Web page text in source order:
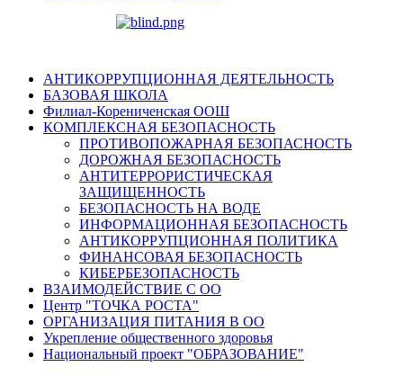
АНТИКОРРУПЦИОННАЯ ДЕЯТЕЛЬНОСТЬ
БАЗОВАЯ ШКОЛА
Филиал-Корениченская ООШ
КОМПЛЕКСНАЯ БЕЗОПАСНОСТЬ
ПРОТИВОПОЖАРНАЯ БЕЗОПАСНОСТЬ
ДОРОЖНАЯ БЕЗОПАСНОСТЬ
АНТИТЕРРОРИСТИЧЕСКАЯ
ЗАЩИЩЕННОСТЬ
БЕЗОПАСНОСТЬ НА ВОДЕ
ИНФОРМАЦИОННАЯ БЕЗОПАСНОСТЬ
АНТИКОРРУПЦИОННАЯ ПОЛИТИКА
ФИНАНСОВАЯ БЕЗОПАСНОСТЬ
КИБЕРБЕЗОПАСНОСТЬ
ВЗАИМОДЕЙСТВИЕ С ОО
Центр "ТОЧКА РОСТА"
ОРГАНИЗАЦИЯ ПИТАНИЯ В ОО
Укрепление общественного здоровья
Национальный проект "ОБРАЗОВАНИЕ"